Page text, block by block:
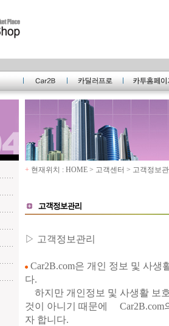
+ 현재위치 : HOME > 고객센터 > 고객정보
▷ 고객정보관리
Car2B.com은 개인 정보 및 사
다.
하지만 개인정보 및 사생활 보
것이 아니기 때문에 Car2B.com
자 합니다.